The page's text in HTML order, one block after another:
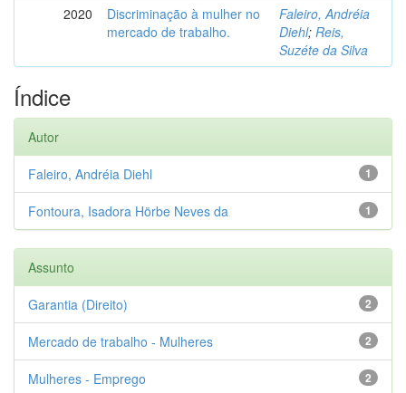
2020
Discriminação à mulher no
mercado de trabalho.
Faleiro, Andréia
Diehl; Reis,
Suzéte da Silva
Índice
Autor
1
Faleiro, Andréia Diehl
1
Fontoura, Isadora Hörbe Neves da
Assunto
2
Garantia (Direito)
2
Mercado de trabalho - Mulheres
2
Mulheres - Emprego